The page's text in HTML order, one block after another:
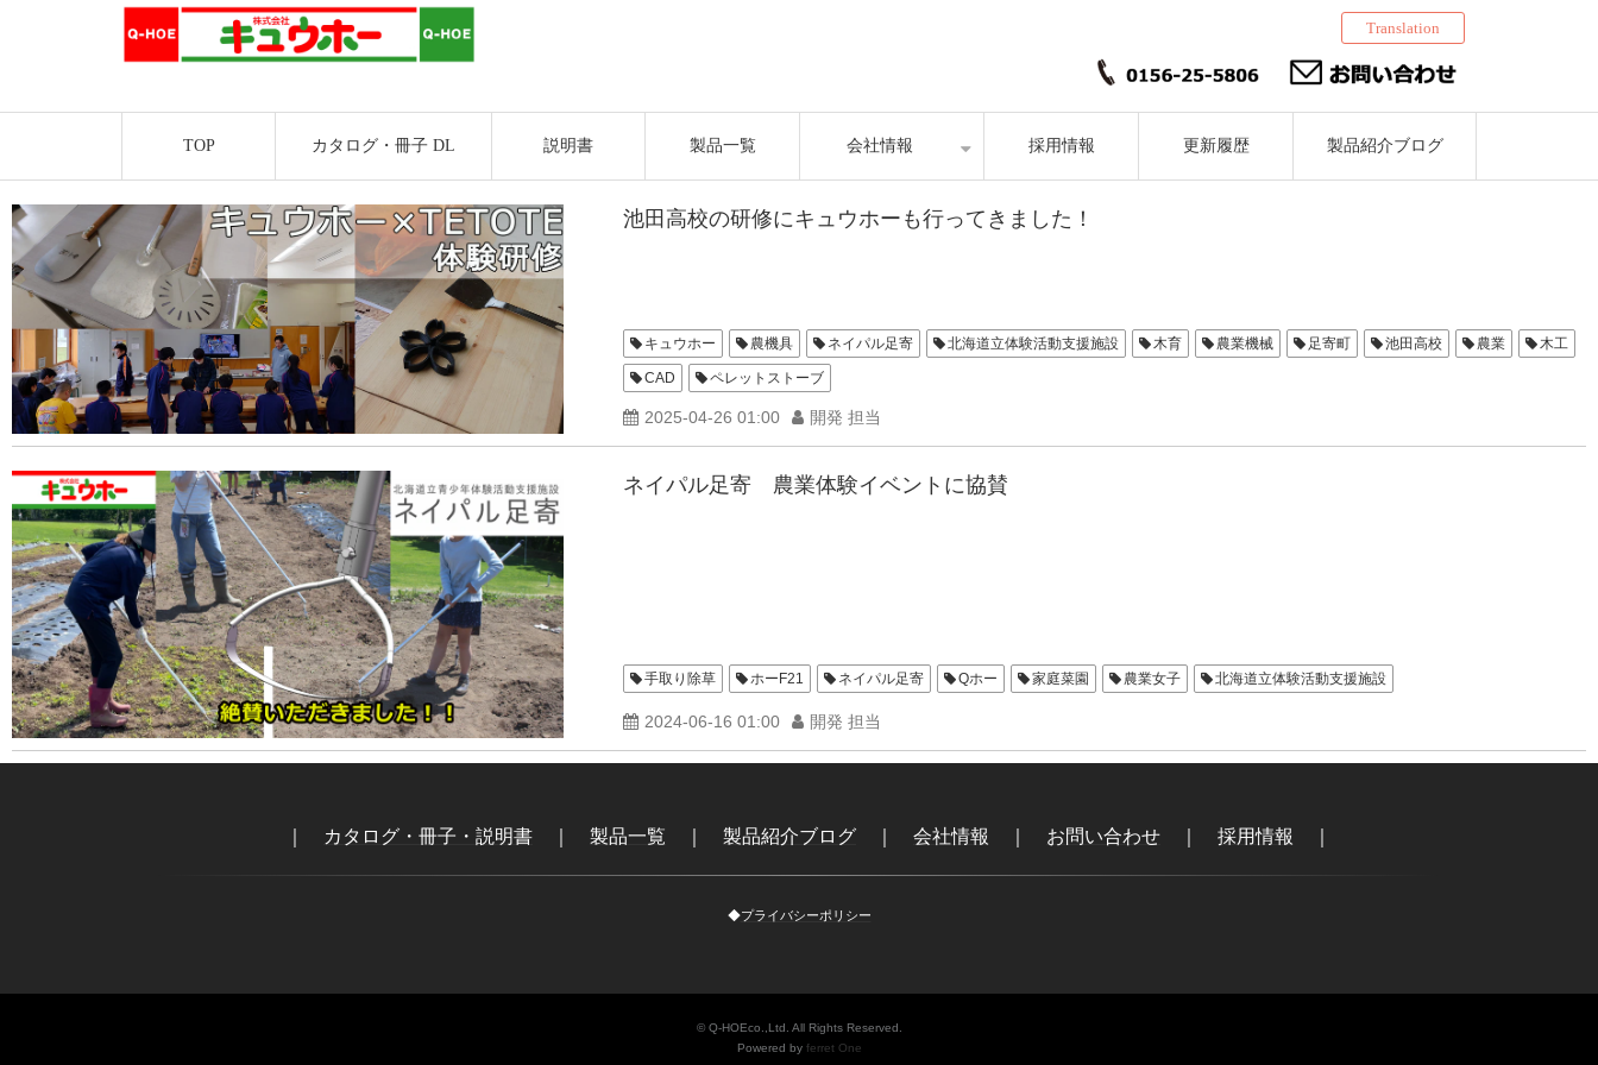
Translation
TOP カタログ・冊子 DL 説明書 製品一覧 会社情報 採用情報 更新履歴 製品紹介ブログ
池田高校の研修にキュウホーも行ってきました！
キュウホー 農機具 ネイパル足寄 北海道立体験活動支援施設 木育 農業機械 足寄町 池田高校 農業 木工
CAD ペレットストーブ
2025-04-26 01:00 開発 担当
ネイパル足寄 農業体験イベントに協賛
手取り除草 ホーF21 ネイパル足寄 Qホー 家庭菜園 農業女子 北海道立体験活動支援施設
2024-06-16 01:00 開発 担当
カタログ・冊子・説明書 製品一覧 製品紹介ブログ 会社情報 お問い合わせ 採用情報
◆プライバシーポリシー
© Q-HOEco.,Ltd. All Rights Reserved.
Powered by ferret One